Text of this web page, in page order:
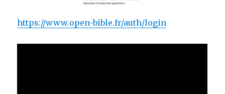
https://www.open-bible.fr/auth/login